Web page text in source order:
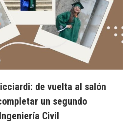
de vuelta al salón
un segundo
Civil